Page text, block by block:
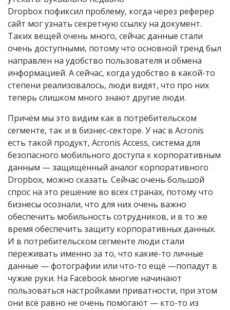
Dropbox пофиксил проблему, когда через реферер
сайт мог узнать секретную ссылку на документ.
Таких вещей очень много, сейчас данные стали
очень доступными, потому что основной тренд был
направлен на удобство пользователя и обмена
информацией. А сейчас, когда удобство в какой-то
степени реализовалось, люди видят, что про них
теперь слишком много знают другие люди.
Причём мы это видим как в потребительском
сегменте, так и в бизнес-секторе. У нас в Acronis
есть такой продукт, Acronis Access, система для
безопасного мобильного доступа к корпоративным
данным — защищённый аналог корпоративного
Dropbox, можно сказать. Сейчас очень большой
спрос на это решение во всех странах, потому что
бизнесы осознали, что для них очень важно
обеспечить мобильность сотрудников, и в то же
время обеспечить защиту корпоративных данных.
И в потребительском сегменте люди стали
переживать именно за то, что какие-то личные
данные — фотографии или что-то ещё —попадут в
чужие руки. На Facebook многие начинают
пользоваться настройками приватности, при этом
они всё равно не очень помогают — кто-то из